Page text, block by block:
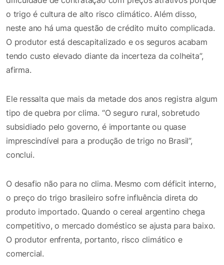
o trigo é cultura de alto risco climático. Além disso,
neste ano há uma questão de crédito muito complicada.
O produtor está descapitalizado e os seguros acabam
tendo custo elevado diante da incerteza da colheita”,
afirma.
Ele ressalta que mais da metade dos anos registra algum
tipo de quebra por clima. “O seguro rural, sobretudo
subsidiado pelo governo, é importante ou quase
imprescindível para a produção de trigo no Brasil”,
conclui.
O desafio não para no clima. Mesmo com déficit interno,
o preço do trigo brasileiro sofre influência direta do
produto importado. Quando o cereal argentino chega
competitivo, o mercado doméstico se ajusta para baixo.
O produtor enfrenta, portanto, risco climático e
comercial.